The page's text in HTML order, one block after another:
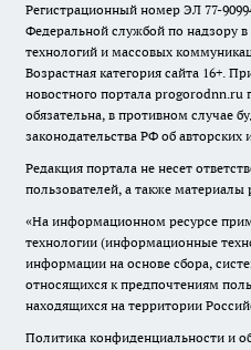
Регистрационный номер ЭЛ 77-
Федеральной службой по надзору
технологий и массовых
Возрастная категория сайта 16+.
новостного портала progorodnn.ru
обязательна, в противном случае
законодательства РФ об
Редакция портала не несет
пользователей, а также
«На информационном ресурсе
технологии (информационные
информации на основе сбора,
относящихся к предпочтениям
находящихся на территории
Политика конфиденциальности и